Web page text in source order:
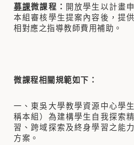
募課微課程： 開放學生以計畫
本組審核學生提案內容後，提
相對應之指導教師費用補助。
微課程相關規範如下：
一、東吳大學教學資源中心學
稱本組）為建構學生自我探索
習、跨域探索及終身學習之能
方案。